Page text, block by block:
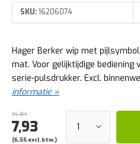
SKU:16206074
Hager Berker wip met
mat. Voor gelijktijdige bediening
serie-pulsdrukker. Excl.
informatie »
14,94
7,93
(6,55 excl.btw.)